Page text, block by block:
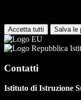
Accetta tutti Salva le
Contatti
Istituto di Istruzione